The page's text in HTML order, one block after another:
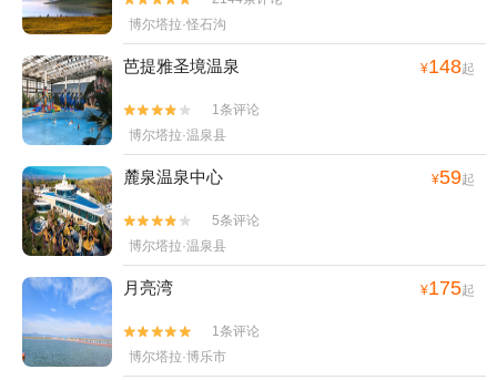
博尔塔拉·怪石沟
芭提雅圣境温泉 ¥148起


1条评论
博尔塔拉·温泉县
麓泉温泉中心 ¥59起


5条评论
博尔塔拉·温泉县
月亮湾 ¥175起


1条评论
博尔塔拉·博乐市